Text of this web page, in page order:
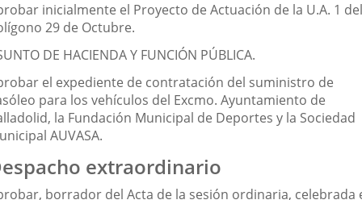
inicialmente el Proyecto de Actuación de la U.A. 1 del
29 de Octubre.
DE HACIENDA Y FUNCIÓN PÚBLICA.
el expediente de contratación del suministro de
para los vehículos del Excmo. Ayuntamiento de
la Fundación Municipal de Deportes y la Sociedad
AUVASA.
extraordinario
borrador del Acta de la sesión ordinaria, celebrada